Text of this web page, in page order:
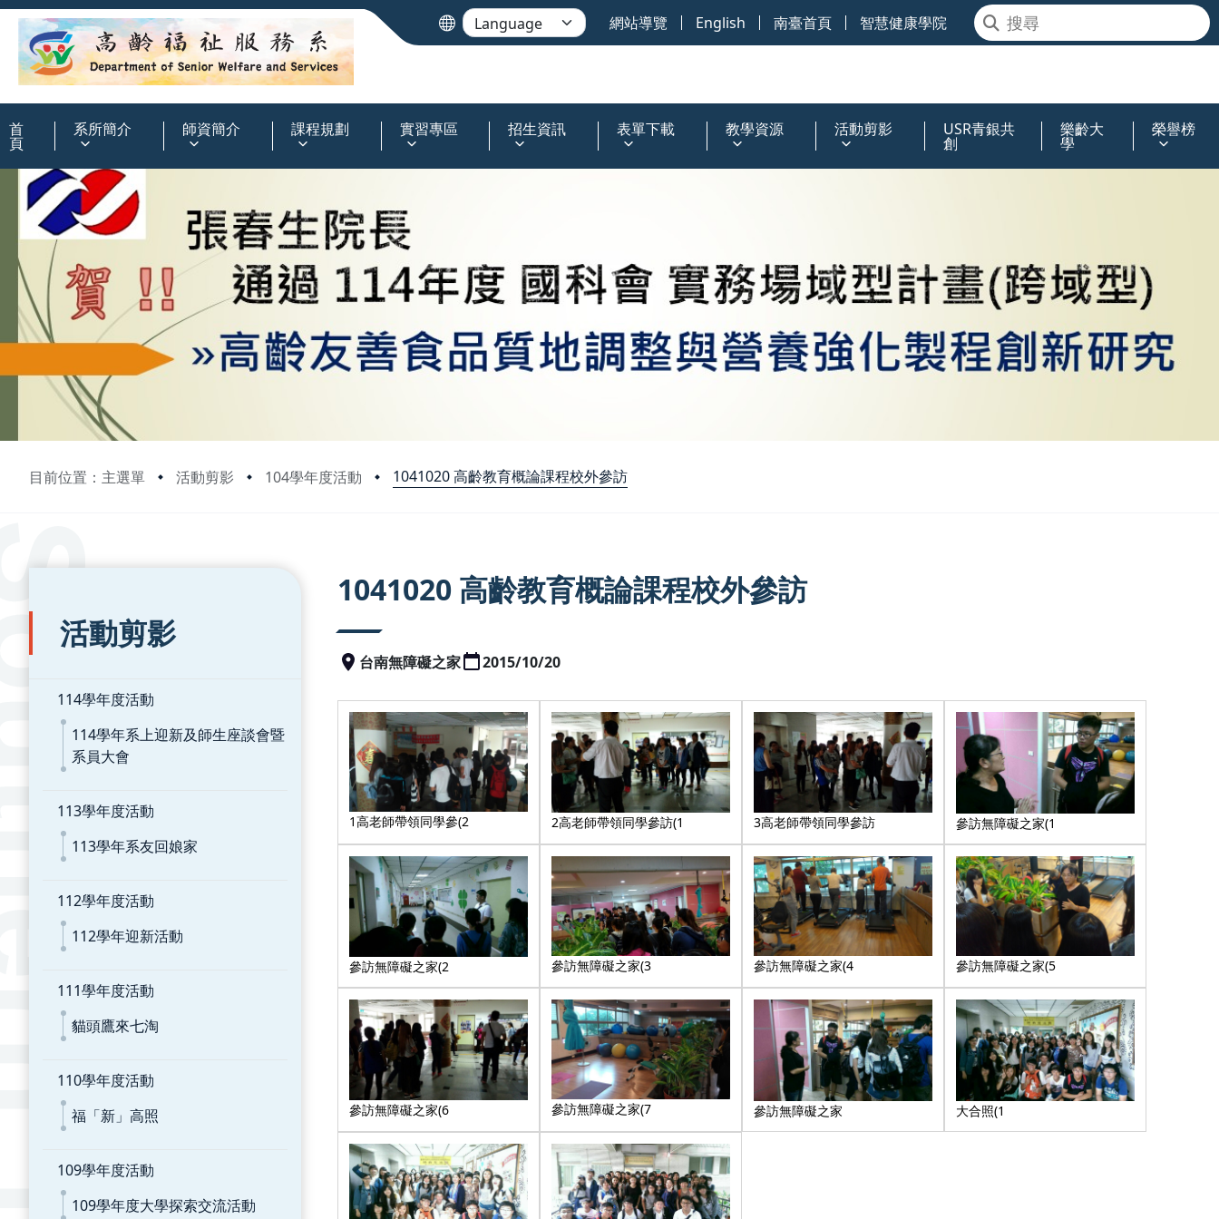
網站導覽 English 南臺首頁 智慧健康學院
首
頁
系所簡介 師資簡介 課程規劃 實習專區 招生資訊 表單下載 教學資源 活動剪影 USR青銀共
創
樂齡大
學
榮譽榜
目前位置：主選單 活動剪影 104學年度活動 1041020 高齡教育概論課程校外參訪
:::
活動剪影
114學年度活動
114學年系上迎新及師生座談會暨
系員大會
113學年度活動
113學年系友回娘家
112學年度活動
112學年迎新活動
111學年度活動
貓頭鷹來七淘
110學年度活動
福「新」高照
109學年度活動
109學年度大學探索交流活動
1041020 高齡教育概論課程校外參訪
台南無障礙之家 2015/10/20
1高老師帶領同學參(2 2高老師帶領同學參訪(1 3高老師帶領同學參訪 參訪無障礙之家(1
參訪無障礙之家(2 參訪無障礙之家(3 參訪無障礙之家(4 參訪無障礙之家(5
參訪無障礙之家(6 參訪無障礙之家(7 參訪無障礙之家 大合照(1